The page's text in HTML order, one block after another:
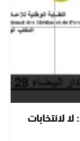
لانتخابات